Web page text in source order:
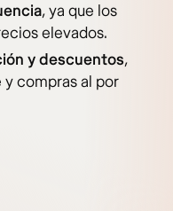
, ya que los
elevados.
y descuentos,
compras al por